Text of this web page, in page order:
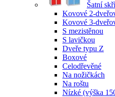
Šatní
Kovové 2-
Kovové 3-
S mezistěnou
S lavičkou
Dveře typu Z
Boxové
Celodřevěné
Na nožičkách
Na roštu
Nízké (výška